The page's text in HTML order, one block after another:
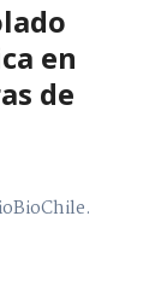
en
de